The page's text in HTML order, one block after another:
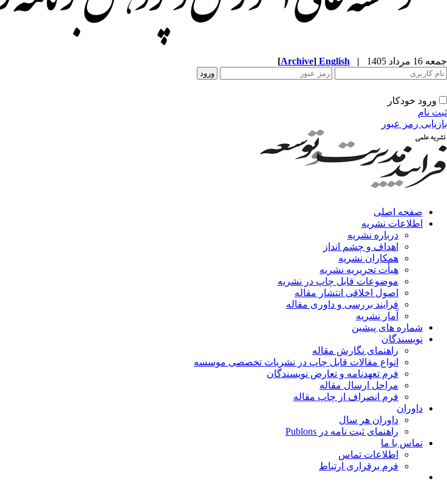
جمعه 16 مرداد 1405 |
English
[Archive]
ورود خودکار
ثبت نام
بازیابی رمز عبور
صفحه اصلی
اطلاعات نشریه
درباره نشریه
اهداف و چشم انداز
همکاران نشریه
هیأت تحریریه نشریه
موضوعات قابل چاپ در نشریه
اصول اخلاقی انتشار مقاله
فرایند بررسی و داوری مقاله
آمار نشریه
شماره های پیشین
نویسندگان
راهنمای نگارش مقاله
انواع مقالات قابل چاپ در نشریات تخصصی موسسه
فرم تعهدنامه و تعارض نویسندگان
مراحل ارسال مقاله
فرم انصراف از چاپ مقاله
داوران
داوران هر سال
راهنمای ثبت نامه در Publons
تماس با ما
اطلاعات تماس
فرم برقراری ارتباط